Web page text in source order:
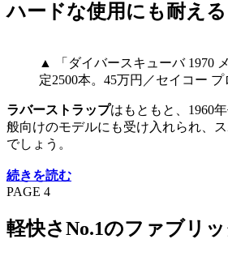
ハードな使用にも耐え
▲ 「ダイバースキューバ 1970
定2500本。45万円／セイコー
ラバーストラップはもともと、1960
般向けのモデルにも受け入れられ、
でしょう。
続きを読む
PAGE 4
軽快さNo.1のファブリ